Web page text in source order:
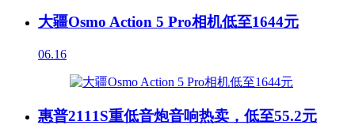
大疆Osmo Action 5 Pro相机低至1644元
06.16
惠普2111S重低音炮音响热卖，低至55.2元